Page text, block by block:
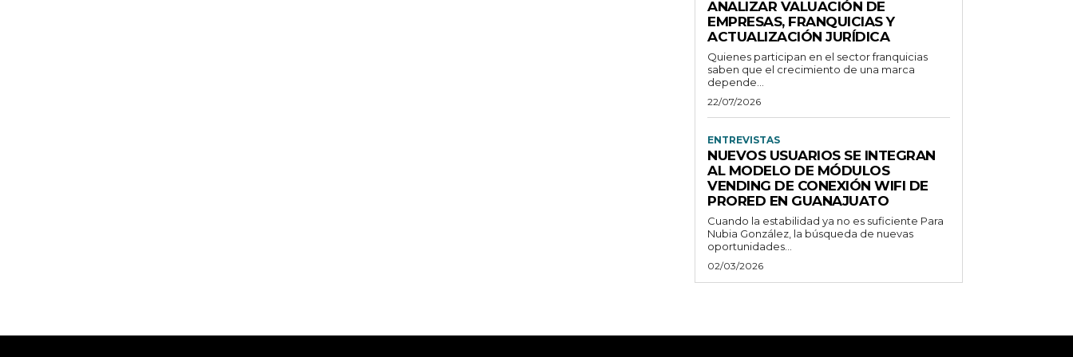
ANALIZAR VALUACIÓN DE
EMPRESAS, FRANQUICIAS Y
ACTUALIZACIÓN JURÍDICA
Quienes participan en el sector franquicias
saben que el crecimiento de una marca
depende...
22/07/2026
ENTREVISTAS
NUEVOS USUARIOS SE INTEGRAN
AL MODELO DE MÓDULOS
VENDING DE CONEXIÓN WIFI DE
PRORED EN GUANAJUATO
Cuando la estabilidad ya no es suficiente Para
Nubia González, la búsqueda de nuevas
oportunidades...
02/03/2026